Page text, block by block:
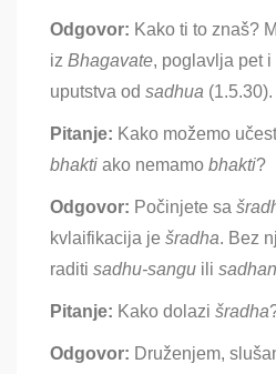
Odgovor: Kako ti to znaš?
iz Bhagavate, poglavlja pet
uputstva od sadhua (1.5.30).
Pitanje: Kako možemo
bhakti ako nemamo bhakti?
Odgovor: Počinjete sa
kvlaifikacija je šradha. Bez
raditi sadhu-sangu ili
Pitanje: Kako dolazi šradha
Odgovor: Druženjem,